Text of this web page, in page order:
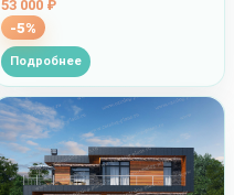
53 000 ₽
-5%
Подробнее